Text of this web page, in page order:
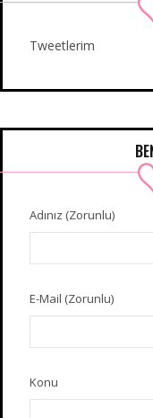
Tweetlerim
Adınız (Zorunlu)
E-Mail (Zorunlu)
Konu